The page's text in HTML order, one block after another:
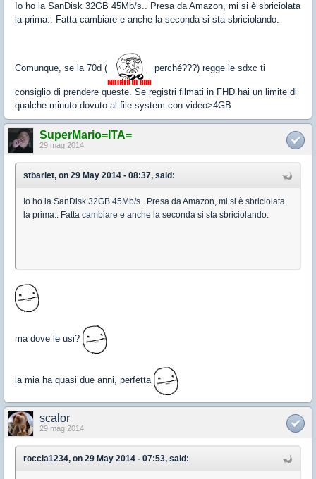
Io ho la SanDisk 32GB 45Mb/s.. Presa da Amazon, mi si è sbriciolata
la prima.. Fatta cambiare e anche la seconda si sta sbriciolando.
Comunque, se la 70d ( perché???) regge le sdxc ti
consiglio di prendere queste. Se registri filmati in FHD hai un limite di
qualche minuto dovuto al file system con video>4GB
SuperMario=ITA=
29 mag 2014
stbarlet, on 29 May 2014 - 08:37, said:
Io ho la SanDisk 32GB 45Mb/s.. Presa da Amazon, mi si è sbriciolata
la prima.. Fatta cambiare e anche la seconda si sta sbriciolando.
ma dove le usi?
la mia ha quasi due anni, perfetta
scalor
29 mag 2014
roccia1234, on 29 May 2014 - 07:53, said: